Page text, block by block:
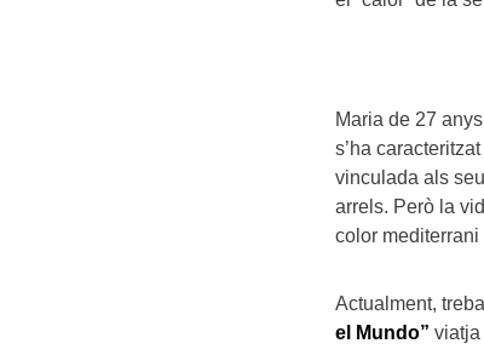
Maria de 27
s’ha
vinculada als
arrels. Però la
color mediterrani
Actualment,
el Mundo” viatja